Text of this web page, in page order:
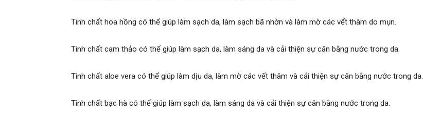
Tinh chất hoa hồng có thể giúp làm sạch da, làm sạch bã nhờn và làm mờ các vết thâm do mụn.
Tinh chất cam thảo có thể giúp làm sạch da, làm sáng da và cải thiện sự cân bằng nước trong da.
Tinh chất aloe vera có thể giúp làm dịu da, làm mờ các vết thâm và cải thiện sự cân bằng nước trong da.
Tinh chất bạc hà có thể giúp làm sạch da, làm sáng da và cải thiện sự cân bằng nước trong da.